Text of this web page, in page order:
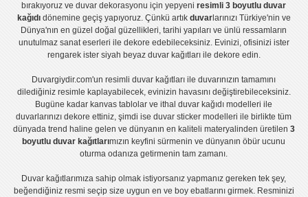
bırakıyoruz veduvar dekorasyonu için yepyeniresimli 3 boyutlu duvar
kağıdıdönemine geçiş yapıyoruz. Çünkü artık duvarlarınızı Türkiye'nin ve
Dünya'nın en güzel doğal güzellikleri, tarihi yapıları ve ünlü ressamların
unutulmaz sanat eserleri ile dekore edebileceksiniz. Evinizi, ofisinizi ister
rengarek ister siyah beyaz duvar kağıtlarıile dekore edin.
Duvargiydir.com'unresimli duvar kağıtları ile duvarınızın tamamını
dilediğiniz resimle kaplayabilecek, evinizin havasını değiştirebileceksiniz.
Bugüne kadar kanvas tablo lar veithal duvar kağıdı modelleri ile
duvarlarınızı dekore ettiniz, şimdi iseduvar sticker modelleri ile birlikte tüm
dünyada trend haline gelen ve dünyanın en kaliteli materyalinden üretilen 3
boyutlu duvar kağıtlarımızın keyfini sürmenin ve dünyanın öbür ucunu
oturma odanıza getirmenin tam zamanı.
Duvar kağıtlarımıza sahip olmak istiyorsanız yapmanız gereken tek şey,
beğendiğiniz resmi seçip size uygun en ve boy ebatlarını girmek. Resminizi